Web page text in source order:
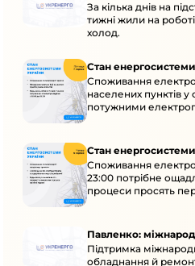
За кілька днів на
тижні жили на
холод.
Стан
Споживання
населених пунктів
потужними
Стан
Споживання
23:00 потрібне
процеси просять
Павленко:
енергосистеми
Підтримка
обладнання й